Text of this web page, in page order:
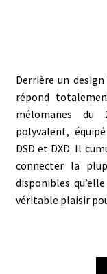
Derrière un
répond
mélomanes du
polyvalent,
DSD et DXD. Il
connecter la
disponibles
véritable plaisir